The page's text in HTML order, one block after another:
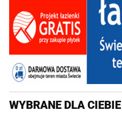
WYBRANE DLA CIEBIE